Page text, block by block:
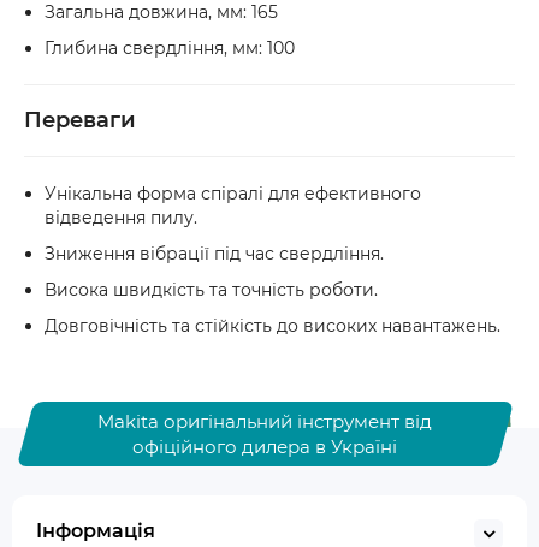
Загальна довжина, мм: 165
Глибина свердління, мм: 100
Переваги
Унікальна форма спіралі для ефективного
відведення пилу.
Зниження вібрації під час свердління.
Висока швидкість та точність роботи.
Довговічність та стійкість до високих навантажень.
Makita оригінальний інструмент від
офіційного дилера в Україні
Інформація